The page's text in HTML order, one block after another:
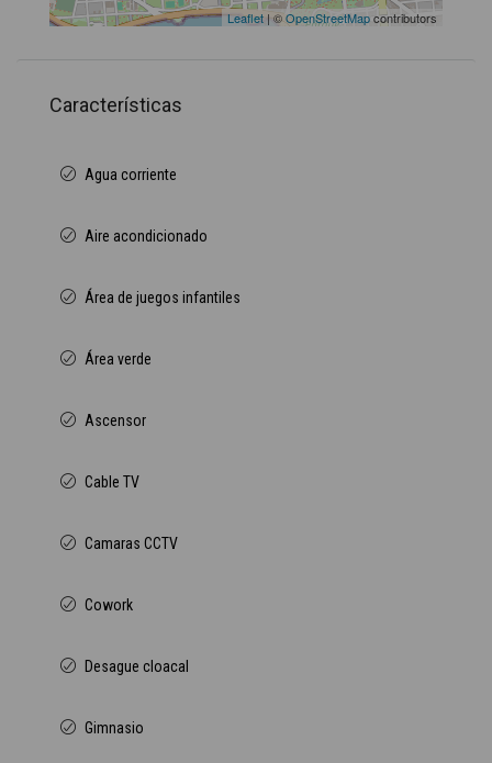
Leaflet | ©OpenStreetMapcontributors
Características
Agua corriente
Aire acondicionado
Área de juegos infantiles
Área verde
Ascensor
Cable TV
Camaras CCTV
Cowork
Desague cloacal
Gimnasio